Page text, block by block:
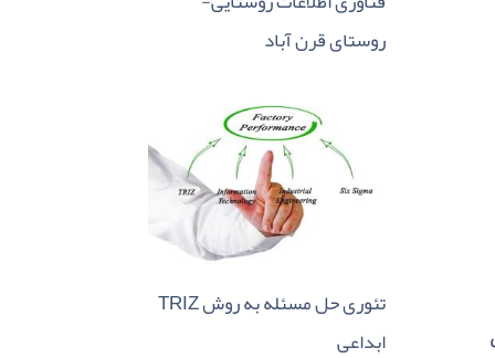
روستای قرن آباد
TRIZ تئوری حل مسئله به روش
ابداعی